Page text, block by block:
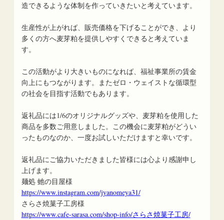
造できるような体制を作っていきたいと考えています。
生産性が上がれば、販売価格を下げることができ、より
多くの方へ麦芽粕を提供しやすくできると考えていま
す。
この活動がより大きいものになれば、福祉事業所の賃金
向上にもつながります。またゼロ・ウェイストな循環型
の社会を目指す活動でもあります。
返礼品には1/6のオリジナルグッズや、麦芽粕を使用した
商品を多数ご用意しました。この機会に麦芽粕がどうい
ったものなのか、一度お試しいただけますと幸いです。
返礼品にご協力いただきました皆様には心より感謝申し
上げます。
麺処 虵の目屋様
https://www.instagram.com/jyanomeya31/
さらさ焼菓子工房様
https://www.cafe-sarasa.com/shop-info/さらさ焼菓子工房/